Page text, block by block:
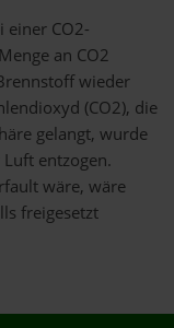
einer CO2-
an CO2
wieder
(CO2), die
gelangt, wurde
entzogen.
wäre, wäre
freigesetzt